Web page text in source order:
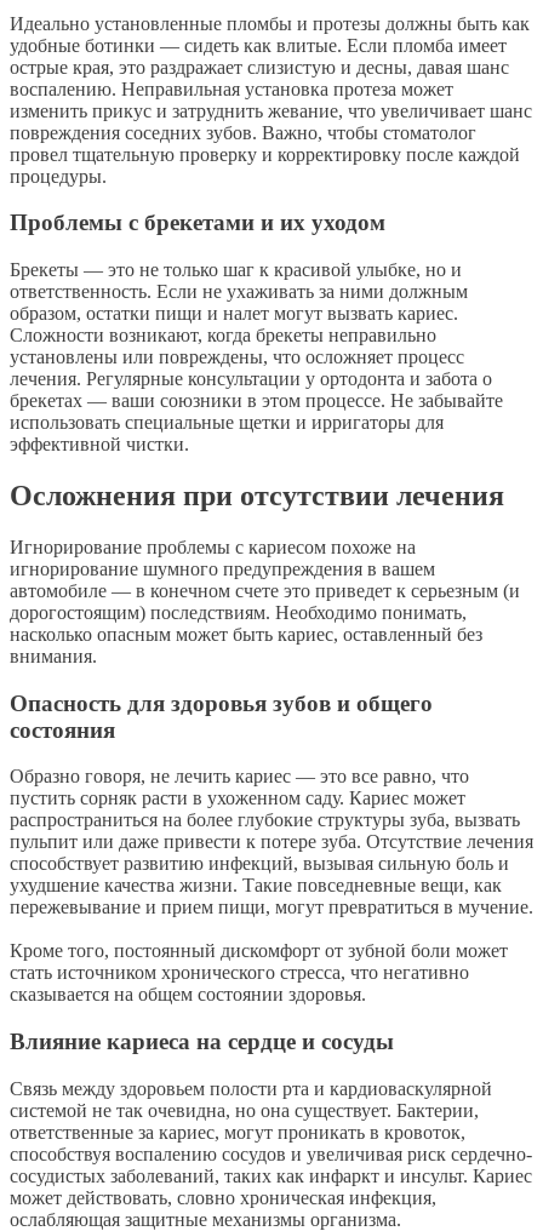
Идеально установленные пломбы и протезы должны быть как
удобные ботинки — сидеть как влитые. Если пломба имеет
острые края, это раздражает слизистую и десны, давая шанс
воспалению. Неправильная установка протеза может
изменить прикус и затруднить жевание, что увеличивает шанс
повреждения соседних зубов. Важно, чтобы стоматолог
провел тщательную проверку и корректировку после каждой
процедуры.
Проблемы с брекетами и их уходом
Брекеты — это не только шаг к красивой улыбке, но и
ответственность. Если не ухаживать за ними должным
образом, остатки пищи и налет могут вызвать кариес.
Сложности возникают, когда брекеты неправильно
установлены или повреждены, что осложняет процесс
лечения. Регулярные консультации у ортодонта и забота о
брекетах — ваши союзники в этом процессе. Не забывайте
использовать специальные щетки и ирригаторы для
эффективной чистки.
Осложнения при отсутствии лечения
Игнорирование проблемы с кариесом похоже на
игнорирование шумного предупреждения в вашем
автомобиле — в конечном счете это приведет к серьезным (и
дорогостоящим) последствиям. Необходимо понимать,
насколько опасным может быть кариес, оставленный без
внимания.
Опасность для здоровья зубов и общего
состояния
Образно говоря, не лечить кариес — это все равно, что
пустить сорняк расти в ухоженном саду. Кариес может
распространиться на более глубокие структуры зуба, вызвать
пульпит или даже привести к потере зуба. Отсутствие лечения
способствует развитию инфекций, вызывая сильную боль и
ухудшение качества жизни. Такие повседневные вещи, как
пережевывание и прием пищи, могут превратиться в мучение.
Кроме того, постоянный дискомфорт от зубной боли может
стать источником хронического стресса, что негативно
сказывается на общем состоянии здоровья.
Влияние кариеса на сердце и сосуды
Связь между здоровьем полости рта и кардиоваскулярной
системой не так очевидна, но она существует. Бактерии,
ответственные за кариес, могут проникать в кровоток,
способствуя воспалению сосудов и увеличивая риск сердечно-
сосудистых заболеваний, таких как инфаркт и инсульт. Кариес
может действовать, словно хроническая инфекция,
ослабляющая защитные механизмы организма.